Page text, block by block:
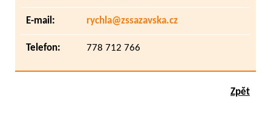
E-mail: rychla@zssazavska.cz
Telefon: 778 712 766
Zpět